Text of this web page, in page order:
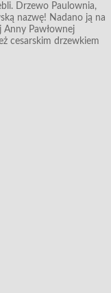
Drzewo Paulownia,
nazwę! Nadano ją na
Anny Pawłownej
cesarskim drzewkiem